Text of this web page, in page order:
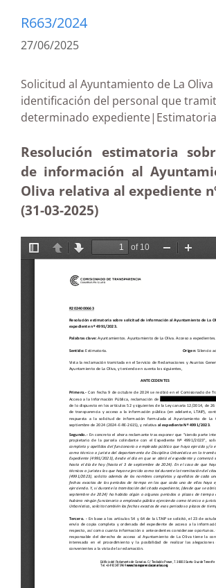
R663/2024
27/06/2025
Solicitud al Ayuntamiento de La Oliva
identificación del personal que
determinado
Resolución estimatoria
de información al
Oliva relativa al expediente
(31-03-2025)